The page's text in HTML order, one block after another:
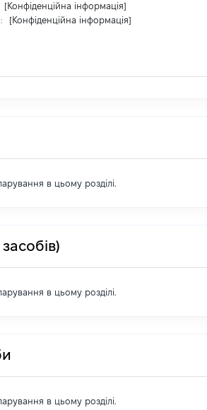
[Конфіденційна інформація]
[Конфіденційна інформація]
в цьому розділі.
в цьому розділі.
в цьому розділі.